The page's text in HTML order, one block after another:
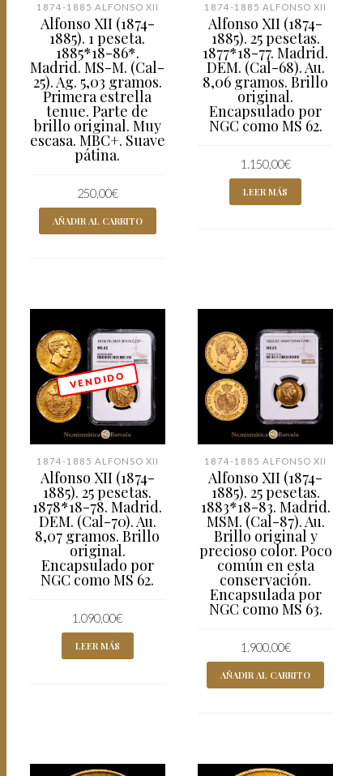
1874-1885 ALFONSO XII
Alfonso XII (1874-
1885). 1 peseta.
1885*18-86*.
Madrid. MS-M. (Cal-
25). Ag. 5,03 gramos.
Primera estrella
tenue. Parte de
brillo original. Muy
escasa. MBC+. Suave
pátina.
250,00€
AÑADIR AL CARRITO
1874-1885 ALFONSO XII
Alfonso XII (1874-
1885). 25 pesetas.
1877*18-77. Madrid.
DEM. (Cal-68). Au.
8,06 gramos. Brillo
original.
Encapsulado por
NGC como MS 62.
1.150,00€
LEER MÁS
V E N D I D O
1874-1885 ALFONSO XII
Alfonso XII (1874-
1885). 25 pesetas.
1878*18-78. Madrid.
DEM. (Cal-70). Au.
8,07 gramos. Brillo
original.
Encapsulado por
NGC como MS 62.
1.090,00€
LEER MÁS
1874-1885 ALFONSO XII
Alfonso XII (1874-
1885). 25 pesetas.
1883*18-83. Madrid.
MSM. (Cal-87). Au.
Brillo original y
precioso color. Poco
común en esta
conservación.
Encapsulada por
NGC como MS 63.
1.900,00€
AÑADIR AL CARRITO